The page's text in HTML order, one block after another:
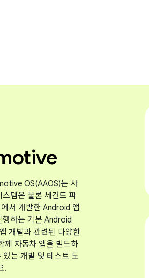
OS(AAOS)는 사
스템은 물론 세컨드 파
서 개발한 Android 앱
행하는 기본 Android
개발과 관련된 다양한
께 자동차 앱을 빌드하
있는 개발 및 테스트 도
.